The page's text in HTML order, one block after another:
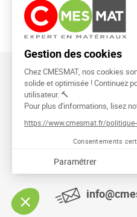
CMESMAT
91026 EVRY